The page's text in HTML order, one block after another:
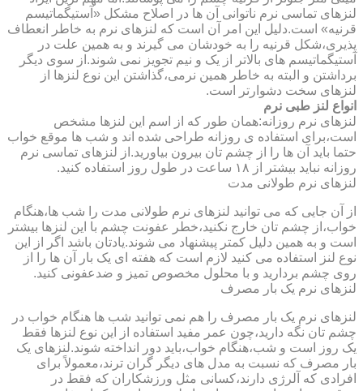
لنزهای تماسی نرم ناتوانی آن ها در اصلاح مشکل «آستیگماتیسم
قرنیه» است.دلیل این امر آن است که لنزهای نرم به خاطر انعطاف
پذیری،شکل قرنیه را به خودشان می گیرند و به همین علت در
آستیگماتیسم های بالاتر از یک و نیم تجویز نمی شوند.از سوی دیگر
برداشتن و البته به خاطر همین نرمی،گذاشتن این نوع لنزها از
لنزهای سخت دشوارتر است.
انواع لنز طبی نرم
لنزهای نرم روزانه:همان طور که از اسم این لنزها مشخص
است،برای استفاده ی روزانه طراحی شده اند و شب ها موقع خواب
حتما باید آن ها را از چشم تان بیرون بیاورید.از لنزهای تماسی نرم
روزانه نباید بیشتر از ۱۸ ساعت در طول روز استفاده کنید.
لنزهای نرم طولانی مدت
از آن جایی که می توانید لنزهای نرم طولانی مدت را شب ها،هنگام
خواب،از چشم تان خارج نکنید،خطر عفونت چشم با این لنزها بیشتر
است و به همین دلیل کمتر پیشنهاد می شوند.یادتان باشد اگر از این
نوع لنز استفاده می کنید لازم است که هفته ای یک بار آن ها را از
روی چشم بردارید و با محلول مخصوص تمیز و ضدعفونی کنید.
لنزهای نرم یک بار مصرف
لنزهای نرم یک بار مصرف را هم نمی توانید شب ها هنگام خواب در
چشم تان نگه دارید،چون عمر مفید استفاده از این نوع لنزها فقط
یک روز است و شب،هنگام خواب،باید دور انداخته شوند.لنزهای یک
بار مصرف که نسبت به مدل های دیگر گران ترند،معمولاً برای
افرادی که آلرژی دارند،کسانی مثل ورزشکاران که فقط در